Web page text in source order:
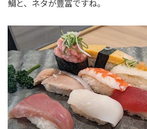
鯛と、ネタが豊富ですね。